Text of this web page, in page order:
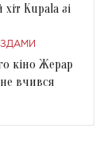
Kupala зі
кіно Жерар
вчився